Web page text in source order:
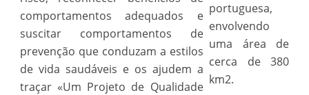
comportamentos adequados e
suscitar comportamentos de
prevenção que conduzam a estilos
de vida saudáveis e os ajudem a
traçar «Um Projeto de Qualidade
portuguesa,
envolvendo
uma área de
cerca de 380
km2.